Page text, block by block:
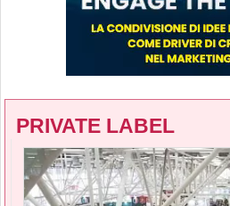
PRIVATE LABEL